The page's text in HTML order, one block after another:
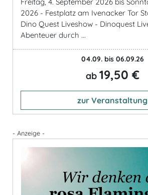
2026 - Festplatz am Ivenacker Tor
Dino Quest Liveshow - Dinoquest
Abenteuer durch ...
04.09. bis 06.09.26
ab 19,50 €
zur Veranstaltung
- Anzeige -